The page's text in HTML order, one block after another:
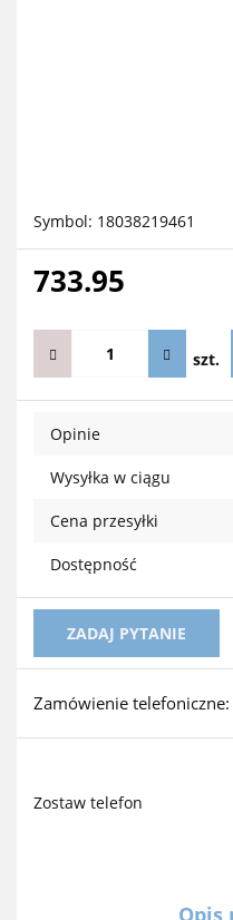
Symbol: 18038219461
733.95
szt.
Opinie
Wysyłka w ciągu
Cena przesyłki
Dostępność
ZADAJ PYTANIE
Zamówienie
Zostaw telefon